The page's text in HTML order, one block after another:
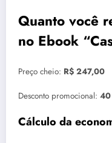
Quanto você
no Ebook
Preço cheio: R$ 247,00
Desconto promocional: 40
Cálculo da